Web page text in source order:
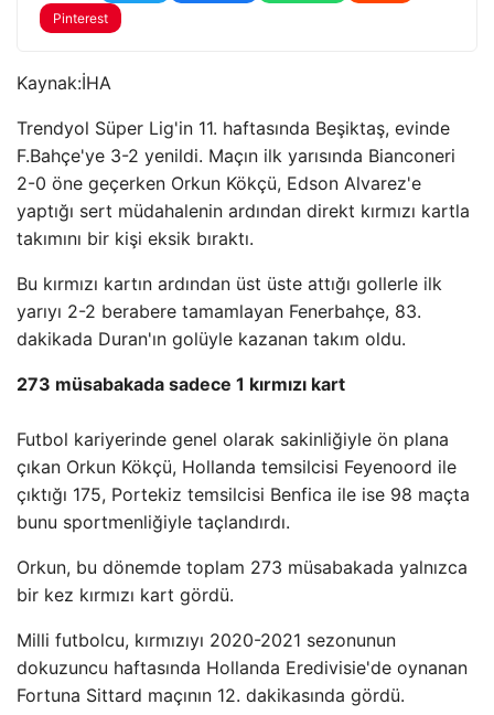
Pinterest
Kaynak:İHA
Trendyol Süper Lig'in 11. haftasında Beşiktaş, evinde
F.Bahçe'ye 3-2 yenildi. Maçın ilk yarısında Bianconeri
2-0 öne geçerken Orkun Kökçü, Edson Alvarez'e
yaptığı sert müdahalenin ardından direkt kırmızı kartla
takımını bir kişi eksik bıraktı.
Bu kırmızı kartın ardından üst üste attığı gollerle ilk
yarıyı 2-2 berabere tamamlayan Fenerbahçe, 83.
dakikada Duran'ın golüyle kazanan takım oldu.
273 müsabakada sadece 1 kırmızı kart
Futbol kariyerinde genel olarak sakinliğiyle ön plana
çıkan Orkun Kökçü, Hollanda temsilcisi Feyenoord ile
çıktığı 175, Portekiz temsilcisi Benfica ile ise 98 maçta
bunu sportmenliğiyle taçlandırdı.
Orkun, bu dönemde toplam 273 müsabakada yalnızca
bir kez kırmızı kart gördü.
Milli futbolcu, kırmızıyı 2020-2021 sezonunun
dokuzuncu haftasında Hollanda Eredivisie'de oynanan
Fortuna Sittard maçının 12. dakikasında gördü.